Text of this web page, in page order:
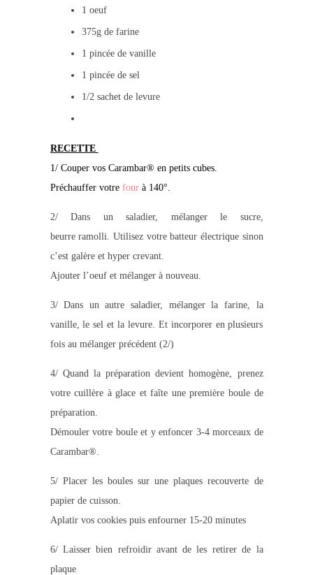
1 oeuf
375g de farine
1 pincée de vanille
1 pincée de sel
1/2 sachet de levure
RECETTE
1/ Couper vos Carambar® en petits cubes.
Préchauffer votre fourà 140°.
2/ Dans un saladier, mélanger le sucre,
beurre ramolli. Utilisez votre batteur électrique sinon
c’est galère et hyper crevant.
Ajouter l’oeuf et mélanger à nouveau.
3/ Dans un autre saladier, mélanger la farine, la
vanille, le sel et la levure. Et incorporer en plusieurs
fois au mélanger précédent (2/)
4/ Quand la préparation devient homogène, prenez
votre cuillère à glace et faîte une première boule de
préparation.
Démouler votre boule et y enfoncer 3-4 morceaux de
Carambar®.
5/ Placer les boules sur une plaques recouverte de
papier de cuisson.
Aplatir vos cookies puis enfourner 15-20 minutes
6/ Laisser bien refroidir avant de les retirer de la
plaque